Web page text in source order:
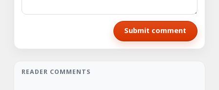
Submit comment
READER COMMENTS